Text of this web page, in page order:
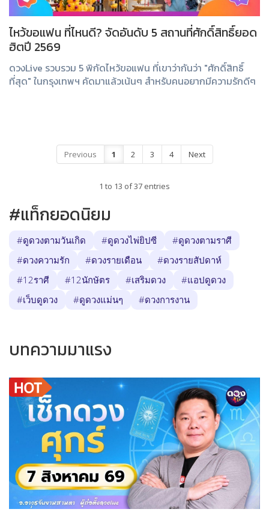
ไหว้ขอแฟน ที่ไหนดี? จัดอันดับ 5 สถานที่ศักดิ์สิทธิ์ยอด
ฮิตปี 2569
ดวงLive รวบรวม 5 พิกัดไหว้ขอแฟน ที่เขาว่ากันว่า "ศักดิ์สิทธิ์
ที่สุด" ในกรุงเทพฯ คัดมาแล้วเน้นๆ สำหรับคนอยากมีความรักดีๆ
Previous 1 2 3 4 Next
1 to 13 of 37 entries
#แท็กยอดนิยม
#ดูดวงตามวันเกิด #ดูดวงไพ่ยิปซี
#ดูดวงตามราศี
#ดวงความรัก
#ดวงรายเดือน
#ดวงรายสัปดาห์
#12ราศี
#12นักษัตร #เสริมดวง
#แอปดูดวง
#เว็บดูดวง
#ดูดวงแม่นๆ #ดวงการงาน
บทความมาแรง